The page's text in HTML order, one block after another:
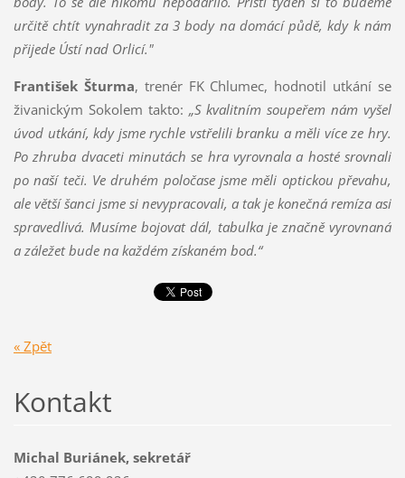
určitě chtít vynahradit za 3 body na domácí půdě, kdy k nám
přijede Ústí nad Orlicí."
František Šturma, trenér FK Chlumec, hodnotil utkání se
živanickým Sokolem takto: „S kvalitním soupeřem nám vyšel
úvod utkání, kdy jsme rychle vstřelili branku a měli více ze hry.
Po zhruba dvaceti minutách se hra vyrovnala a hosté srovnali
po naší teči. Ve druhém poločase jsme měli optickou převahu,
ale větší šanci jsme si nevypracovali, a tak je konečná remíza asi
spravedlivá. Musíme bojovat dál, tabulka je značně vyrovnaná
a záležet bude na každém získaném bod.“
« Zpět
Kontakt
Michal Buriánek, sekretář